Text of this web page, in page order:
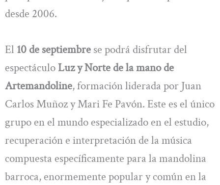
desde 2006.
El 10 de septiembre se podrá disfrutar del
espectáculo Luz y Norte de la mano de
Artemandoline, formación liderada por Juan
Carlos Muñoz y Mari Fe Pavón. Este es el único
grupo en el mundo especializado en el estudio,
recuperación e interpretación de la música
compuesta específicamente para la mandolina
barroca, enormemente popular y común en la